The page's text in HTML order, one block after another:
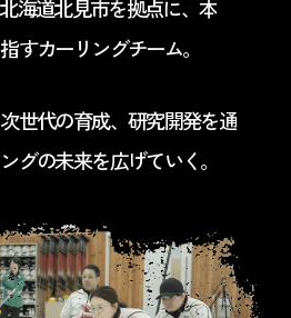
北海道北見市を拠点に、本
すカーリングチーム。
世代の育成、研究開発を通
グの未来を広げていく。